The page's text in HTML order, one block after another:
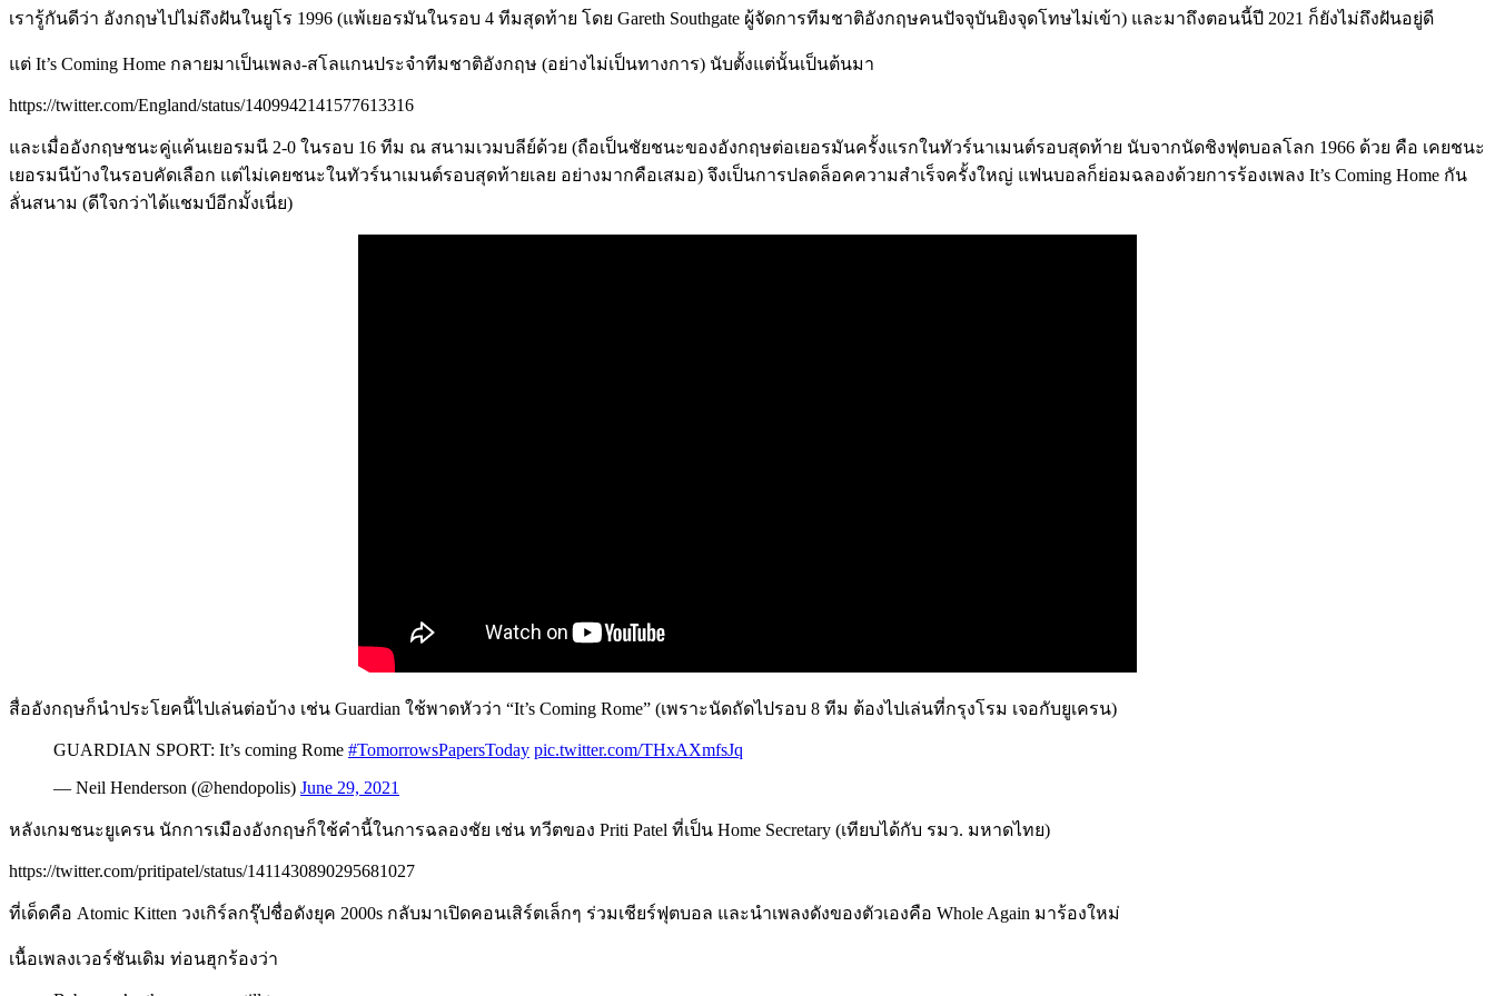
เรารู้กันดีว่า อังกฤษไปไม่ถึงฝันในยูโร 1996 (แพ้เยอรมันในรอบ 4 ทีมสุดท้าย โดย Gareth Southgate ผู้จัดการทีมชาติอังกฤษคนปัจจุบันยิงจุดโทษไม่เข้า) และมาถึงตอนนี้ปี 2021 ก็ยังไม่ถึงฝันอยู่ดี
แต่ It’s Coming Home กลายมาเป็นเพลง-สโลแกนประจำทีมชาติอังกฤษ (อย่างไม่เป็นทางการ) นับตั้งแต่นั้นเป็นต้นมา
https://twitter.com/England/status/1409942141577613316
และเมื่ออังกฤษชนะคู่แค้นเยอรมนี 2-0 ในรอบ 16 ทีม ณ สนามเวมบลีย์ด้วย (ถือเป็นชัยชนะของอังกฤษต่อเยอรมันครั้งแรกในทัวร์นาเมนต์รอบสุดท้าย นับจากนัดชิงฟุตบอลโลก 1966 ด้วย คือ เคยชนะ
เยอรมนีบ้างในรอบคัดเลือก แต่ไม่เคยชนะในทัวร์นาเมนต์รอบสุดท้ายเลย อย่างมากคือเสมอ) จึงเป็นการปลดล็อคความสำเร็จครั้งใหญ่ แฟนบอลก็ย่อมฉลองด้วยการร้องเพลง It’s Coming Home กัน
ลั่นสนาม (ดีใจกว่าได้แชมป์อีกมั้งเนี่ย)
สื่ออังกฤษก็นำประโยคนี้ไปเล่นต่อบ้าง เช่น Guardian ใช้พาดหัวว่า “It’s Coming Rome” (เพราะนัดถัดไปรอบ 8 ทีม ต้องไปเล่นที่กรุงโรม เจอกับยูเครน)
GUARDIAN SPORT: It’s coming Rome #TomorrowsPapersToday pic.twitter.com/THxAXmfsJq
— Neil Henderson (@hendopolis) June 29, 2021
หลังเกมชนะยูเครน นักการเมืองอังกฤษก็ใช้คำนี้ในการฉลองชัย เช่น ทวีตของ Priti Patel ที่เป็น Home Secretary (เทียบได้กับ รมว. มหาดไทย)
https://twitter.com/pritipatel/status/1411430890295681027
ที่เด็ดคือ Atomic Kitten วงเกิร์ลกรุ๊ปชื่อดังยุค 2000s กลับมาเปิดคอนเสิร์ตเล็กๆ ร่วมเชียร์ฟุตบอล และนำเพลงดังของตัวเองคือ Whole Again มาร้องใหม่
เนื้อเพลงเวอร์ชันเดิม ท่อนฮุกร้องว่า